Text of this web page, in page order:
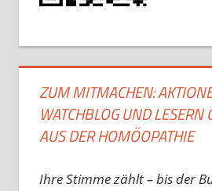
ZUM MITMACHEN:
WATCHBLOG UND LESERN
AUS DER HOMÖOPATHIE
Ihre Stimme zählt – bis der